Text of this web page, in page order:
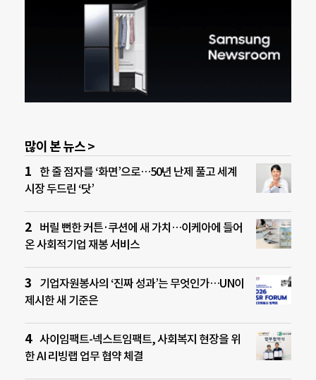
많이 본 뉴스 >
한 줄 점자를 ‘화면’으로…50년 난제 풀고 세계
시장 두드린 ‘닷’
버릴 뻔한 커튼·쿠션에 새 가치…이케아에 들어
온 사회적기업 재봉 서비스
기업자원봉사의 ‘진짜 성과’는 무엇인가…UN이
제시한 새 기준은
사이임팩트-넥스트임팩트, 사회복지 현장을 위
한 AI 리빙랩 업무 협약 체결